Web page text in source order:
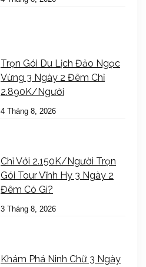
Trọn Gói Du Lịch Đảo Ngọc
Vừng 3 Ngày 2 Đêm Chỉ
2.890K/Người
4 Tháng 8, 2026
Chỉ Với 2.150K/Người Trọn
Gói Tour Vĩnh Hy 3 Ngày 2
Đêm Có Gì?
3 Tháng 8, 2026
Khám Phá Ninh Chữ 3 Ngày